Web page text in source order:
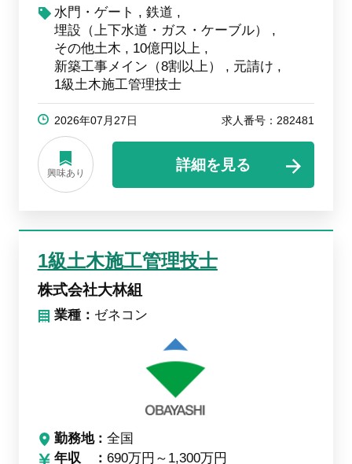
水門・ゲート
鉄道
埋設（上下水道・ガス・ケーブル）
その他土木
10億円以上
新築工事メイン（8割以上）
元請け
1級土木施工管理技士
2026年07月27日 求人番号：282481
興味あり
詳細を見る
1級土木施工管理技士
株式会社大林組
業種： ゼネコン
勤務地
全国
年収
690万円～1,300万円